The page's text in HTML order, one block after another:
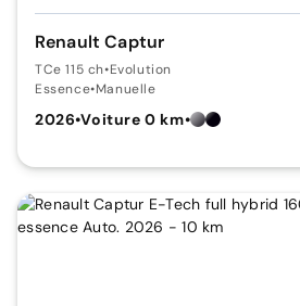
Renault Captur
TCe 115 ch•Evolution
Essence•Manuelle
2026•Voiture 0 km•